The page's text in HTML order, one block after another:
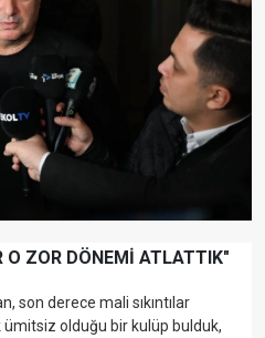
O ZOR DÖNEMİ ATLATTIK"
son derece mali sıkıntılar
ümitsiz olduğu bir kulüp bulduk,